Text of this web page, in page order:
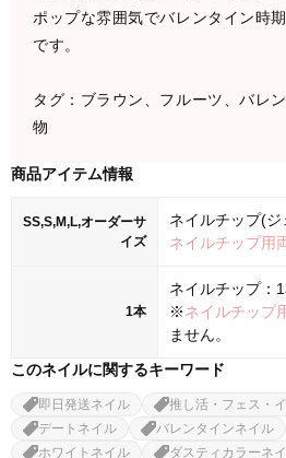
ポップな雰囲気でバレンタイン時
です。
タグ：ブラウン、フルーツ、バレ
物
商品アイテム情報
SS,S,M,L,オーダーサ
イズ
ネイルチップ(
ネイルチップ用
1本
ネイルチップ：
※ネイルチップ
ません。
このネイルに関するキーワード
即日発送ネイル
推し活・フェス・
デートネイル
バレンタインネイル
ホワイトネイル
ダスティカラーネ